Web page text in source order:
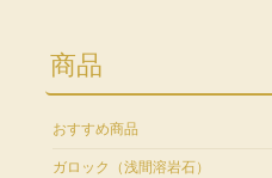
商品
おすすめ商品
ガロック（浅間溶岩石）